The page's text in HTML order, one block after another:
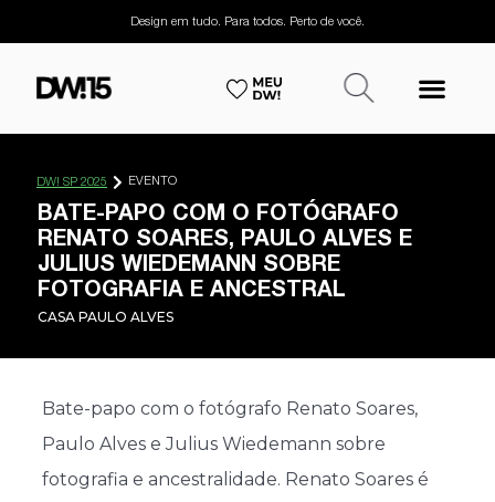
Design em tudo. Para todos. Perto de você.
DW! SP 2025 EVENTO
BATE-PAPO COM O FOTÓGRAFO
RENATO SOARES, PAULO ALVES E
JULIUS WIEDEMANN SOBRE
FOTOGRAFIA E ANCESTRAL
CASA PAULO ALVES
Bate-papo com o fotógrafo Renato Soares,
Paulo Alves e Julius Wiedemann sobre
fotografia e ancestralidade. Renato Soares é